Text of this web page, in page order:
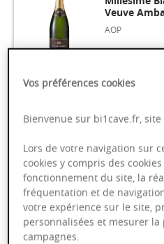
Veuve
AOP
Bourgogne 2022
Crémant de
Maison
Vos préférences cookies
Bienvenue sur bi1cave.fr,
Lors de votre navigation sur
cookies y compris des
fonctionnement du site, la
fréquentation et de
votre expérience sur le site,
personnalisées et mesurer
campagnes.